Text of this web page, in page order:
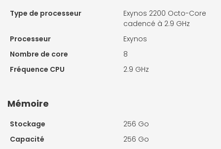
Type de processeur
Exynos 2200 Octo-Core
cadencé à 2.9 GHz
Processeur
Exynos
Nombre de core
8
Fréquence CPU
2.9 GHz
Mémoire
Stockage
256 Go
Capacité
256 Go